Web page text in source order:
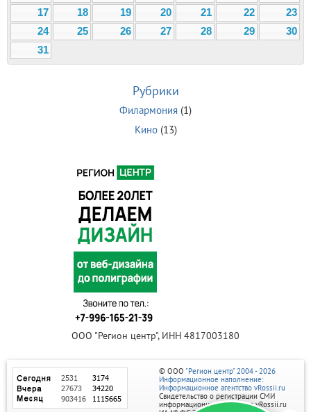
17
18 19 20 21 22
23
24
25 26 27 28 29
30
31
Рубрики
Филармония (1)
Кино(13)
ООО "Регион центр", ИНН 4817003180
© ООО "Регион центр" 2004 - 2026
Информационное наполнение:
Информационное агентство vRossii.ru
Свидетельство о регистрации СМИ
информационного агентства vRossii.ru